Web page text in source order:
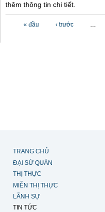
thêm thông tin chi tiết.
Các trang
« đầu ‹ trước …
TRANG CHỦ
ĐẠI SỨ QUÁN
THỊ THỰC
MIỄN THỊ THỰC
LÃNH SỰ
TIN TỨC